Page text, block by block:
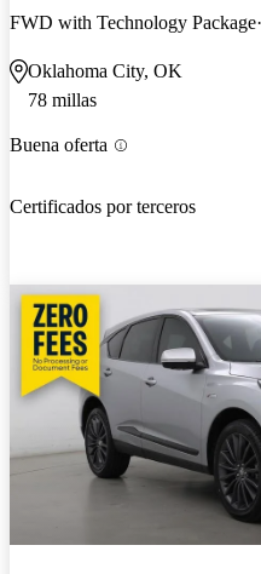
FWD with Technology Package
Oklahoma City, OK
78 millas
Buena oferta
Certificados por terceros